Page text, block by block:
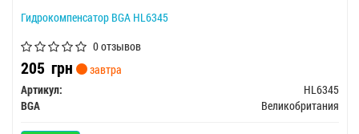
Гидрокомпенсатор BGA HL6345
0 отзывов
205 грн
завтра
Артикул:
HL6345
BGA
Великобритания